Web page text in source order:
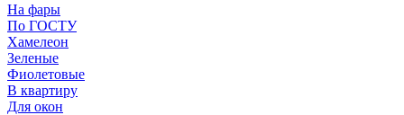
На фары
По ГОСТУ
Хамелеон
Зеленые
Фиолетовые
В квартиру
Для окон